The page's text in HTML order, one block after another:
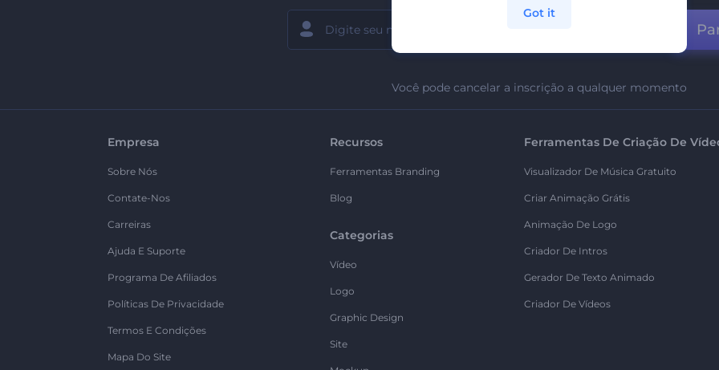
Você pode cancelar a inscrição a qualquer momento
Empresa
Sobre Nós
Contate-Nos
Carreiras
Ajuda E Suporte
Programa De Afiliados
Políticas De Privacidade
Termos E Condições
Mapa Do Site
Recursos
Ferramentas Branding
Blog
Categorias
Vídeo
Logo
Graphic Design
Site
Ferramentas De Criação De
Visualizador De Música Gratuito
Criar Animação Grátis
Animação De Logo
Criador De Intros
Gerador De Texto Animado
Criador De Vídeos
Got it